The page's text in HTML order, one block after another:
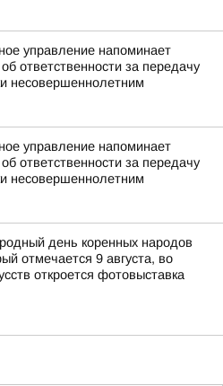
управление напоминает
ответственности за передачу
несовершеннолетним
управление напоминает
ответственности за передачу
несовершеннолетним
день коренных народов
отмечается 9 августа, во
откроется фотовыставка